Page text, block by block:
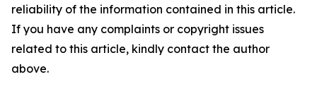
reliability of the information contained in this article.
If you have any complaints or copyright issues
related to this article, kindly contact the author
above.